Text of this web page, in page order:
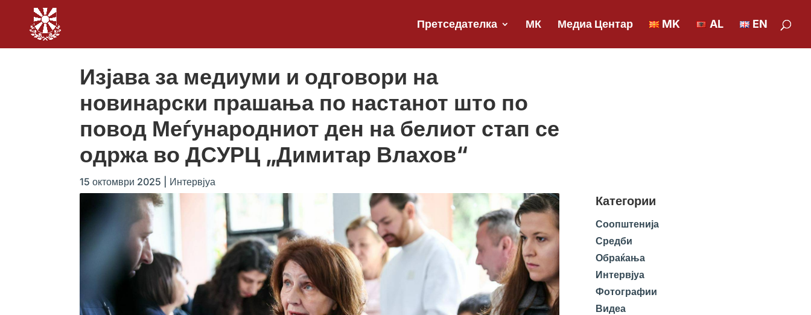
Претседателка МК Медиа Центар MK AL EN
Изјава за медиуми и одговори на
новинарски прашања по настанот што по
повод Меѓународниот ден на белиот стап се
одржа во ДСУРЦ „Димитар Влахов“
15 октомври 2025 Интервјуа
Категории
Соопштенија
Средби
Обраќања
Интервјуа
Фотографии
Видеа